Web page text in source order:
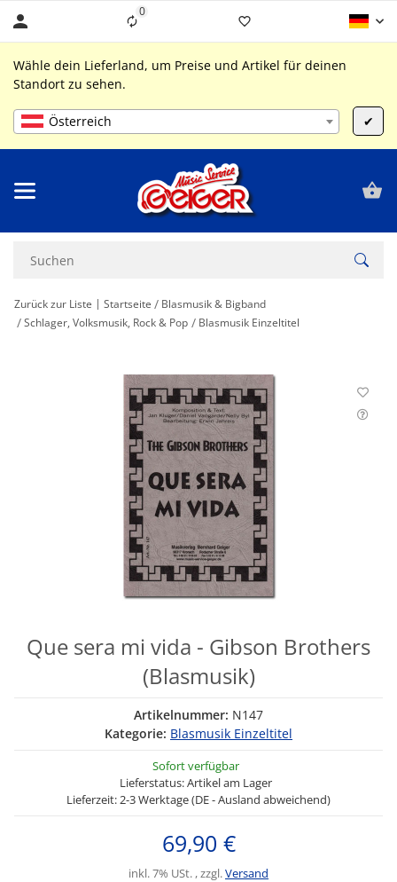
0Liste ist leer
Wähle dein Lieferland, um Preise und Artikel für deinen
Standort zu sehen.
Österreich ✔
Zurück zur Liste Startseite
Blasmusik & Bigband
Schlager, Volksmusik, Rock & Pop
Blasmusik Einzeltitel
Que sera mi vida - Gibson Brothers
(Blasmusik)
Artikelnummer: N147
Kategorie: Blasmusik Einzeltitel
Sofort verfügbar
Lieferstatus: Artikel am Lager
Lieferzeit: 2-3 Werktage (DE - Ausland abweichend)
69,90 €
inkl. 7% USt. , zzgl.Versand